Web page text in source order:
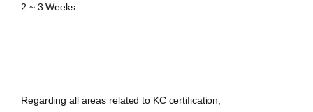
2 ~ 3 Weeks
Regarding all areas related to KC certification,